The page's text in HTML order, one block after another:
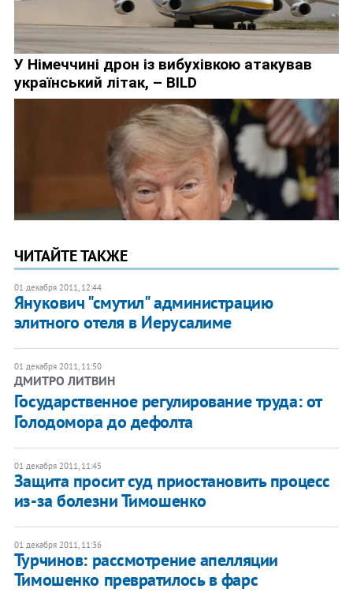
ЧИТАЙТЕ ТАКЖЕ
01 декабря 2011, 12:44
Янукович "смутил" администрацию
элитного отеля в Иерусалиме
01 декабря 2011, 11:50
ДМИТРО ЛИТВИН
Государственное регулирование труда: от
Голодомора до дефолта
01 декабря 2011, 11:45
​Защита просит суд приостановить процесс
из-за болезни Тимошенко
01 декабря 2011, 11:36
​Турчинов: рассмотрение апелляции
Тимошенко превратилось в фарс